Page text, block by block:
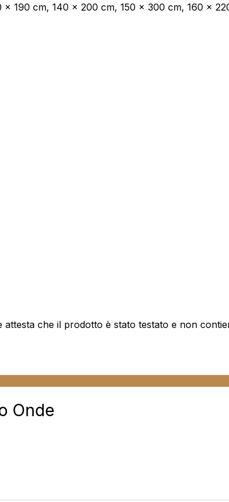
190 cm, 140 x 200 cm, 150 x 300 cm, 160 x
attesta che il prodotto è stato testato e non
Onde